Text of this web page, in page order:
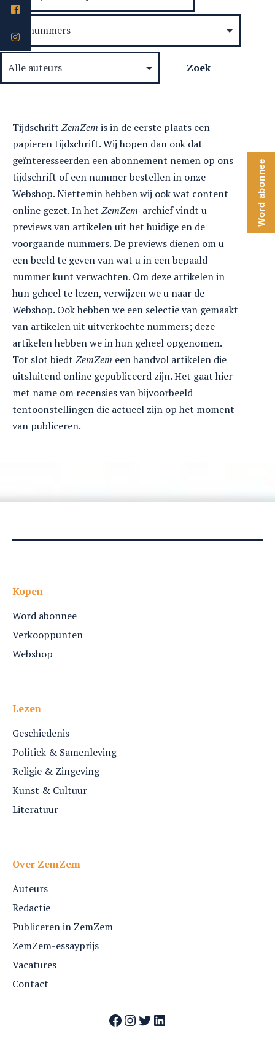
Tijdschrift ZemZem is in de eerste plaats een
papieren tijdschrift. Wij hopen dan ook dat
geïnteresseerden een abonnement nemen op ons
tijdschrift of een nummer bestellen in onze
Webshop. Niettemin hebben wij ook wat content
online gezet. In het ZemZem-archief vindt u
previews van artikelen uit het huidige en de
voorgaande nummers. De previews dienen om u
een beeld te geven van wat u in een bepaald
nummer kunt verwachten. Om deze artikelen in
hun geheel te lezen, verwijzen we u naar de
Webshop. Ook hebben we een selectie van gemaakt
van artikelen uit uitverkochte nummers; deze
artikelen hebben we in hun geheel opgenomen.
Tot slot biedt ZemZem een handvol artikelen die
uitsluitend online gepubliceerd zijn. Het gaat hier
met name om recensies van bijvoorbeeld
tentoonstellingen die actueel zijn op het moment
van publiceren.
Kopen
Word abonnee
Verkooppunten
Webshop
Lezen
Geschiedenis
Politiek & Samenleving
Religie & Zingeving
Kunst & Cultuur
Literatuur
Over ZemZem
Auteurs
Redactie
Publiceren in ZemZem
ZemZem-essayprijs
Vacatures
Contact
Facebook
Instagram
Twitter
LinkedIn
Word abonnee